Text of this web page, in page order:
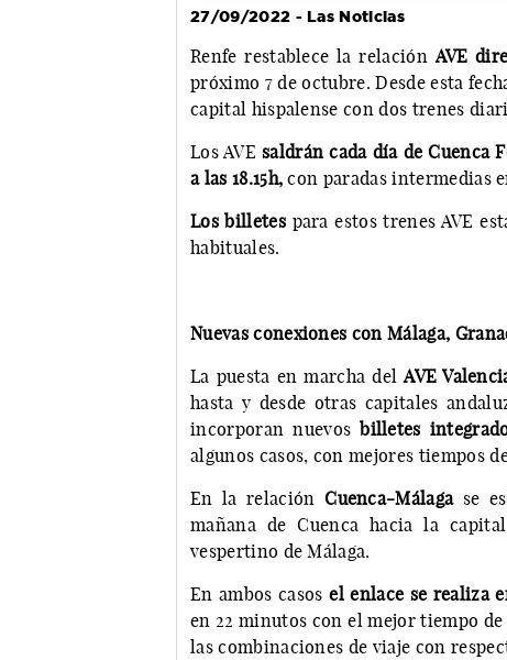
27/09/2022 - Las Noticias
Renfe restablece la relaciónAVE
próximo 7 de octubre. Desde esta
capital hispalense con dos trenes
Los AVE saldrán cada día de Cuenca
a las 18.15h,con paradas intermedias
Los billetes para estos trenes AVE
habituales.
Nuevas conexiones con Málaga,
La puesta en marcha delAVE
hasta y desde otras capitales
incorporan nuevos billetes
algunos casos, con mejores tiempos
En la relaciónCuenca-Málaga se
mañana de Cuenca hacia la
vespertino de Málaga.
En ambos casos el enlace se realiza
en 22 minutos con el mejor tiempo
las combinaciones de viaje con